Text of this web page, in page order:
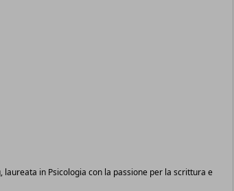
in Psicologia con la passione per la scrittura e